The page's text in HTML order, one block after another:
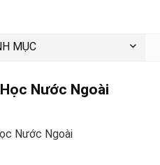
MỤC
Nước Ngoài
Nước Ngoài